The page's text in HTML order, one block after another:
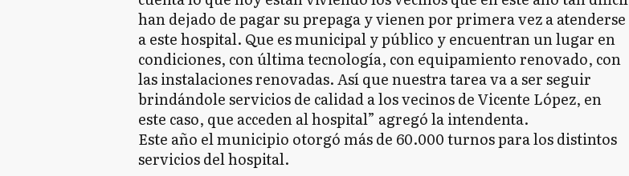
han dejado de pagar su prepaga y vienen por primera vez a atenderse
a este hospital. Que es municipal y público y encuentran un lugar en
condiciones, con última tecnología, con equipamiento renovado, con
las instalaciones renovadas. Así que nuestra tarea va a ser seguir
brindándole servicios de calidad a los vecinos de Vicente López, en
este caso, que acceden al hospital” agregó la intendenta.
Este año el municipio otorgó más de 60.000 turnos para los distintos
servicios del hospital.